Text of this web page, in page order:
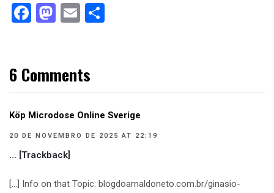
Facebook
Mastodon
Email
6 Comments
Köp Microdose Online Sverige
20 DE NOVEMBRO DE 2025 AT 22:19
… [Trackback]
[…] Info on that Topic: blogdoarnaldoneto.com.br/ginasio-